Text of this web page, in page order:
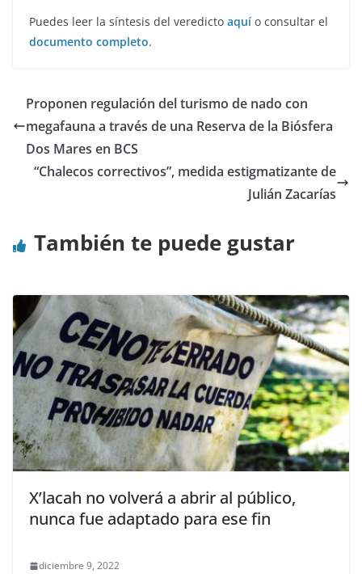
Puedes leer la síntesis del veredicto aquí o consultar el
documento completo.
Proponen regulación del turismo de nado con
megafauna a través de una Reserva de la Biósfera
Dos Mares en BCS
“Chalecos correctivos”, medida estigmatizante de
Julián Zacarías
También te puede gustar
X’lacah no volverá a abrir al público,
nunca fue adaptado para ese fin
diciembre 9, 2022